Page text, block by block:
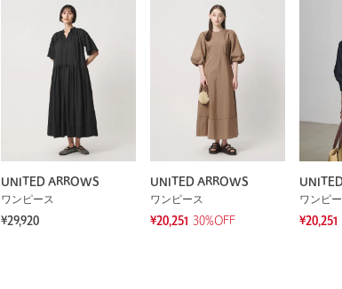
UNITED ARROWS
ワンピース
¥29,920
UNITED ARROWS
ワンピース
¥20,251 30%OFF
ワンピ
¥20,251